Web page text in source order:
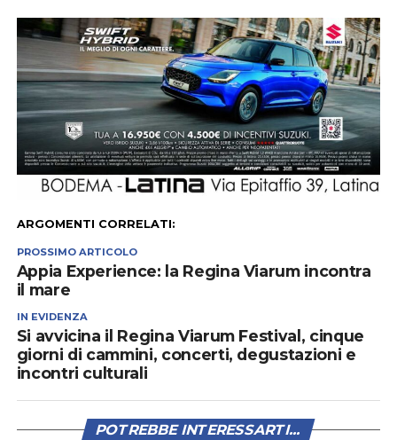
ARGOMENTI CORRELATI:
PROSSIMO ARTICOLO
Appia Experience: la Regina Viarum incontra
il mare
IN EVIDENZA
Si avvicina il Regina Viarum Festival, cinque
giorni di cammini, concerti, degustazioni e
incontri culturali
POTREBBE INTERESSARTI...